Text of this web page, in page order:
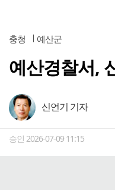
충청 예산군
예산경찰서,
신언기 기자
승인 2026-07-09 11:15